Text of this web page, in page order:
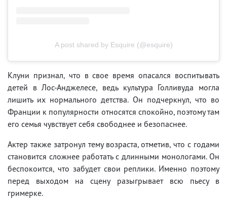
A post shared by Esquire (@esquire)
Клуни признал, что в свое время опасался воспитывать
детей в Лос-Анджелесе, ведь культура Голливуда могла
лишить их нормального детства. Он подчеркнул, что во
Франции к популярности относятся спокойно, поэтому там
его семья чувствует себя свободнее и безопаснее.
Актер также затронул тему возраста, отметив, что с годами
становится сложнее работать с длинными монологами. Он
беспокоится, что забудет свои реплики. Именно поэтому
перед выходом на сцену разыгрывает всю пьесу в
гримерке.